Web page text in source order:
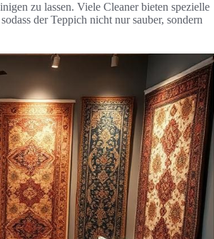
zu lassen. Viele Cleaner bieten spezielle
der Teppich nicht nur sauber, sondern